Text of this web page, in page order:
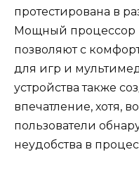
протестирована в
Мощный процессор
позволяют с
для игр и
устройства также
впечатление, хотя,
пользователи
неудобства в